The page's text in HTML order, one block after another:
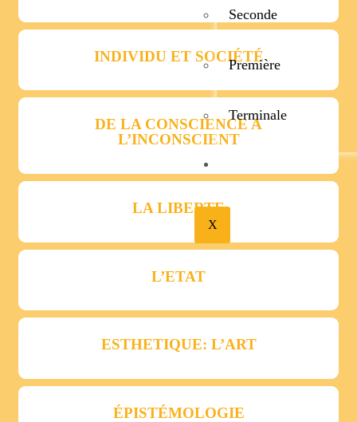
Seconde
Première
Terminale
X
INDIVIDU ET SOCIÉTÉ
DE LA CONSCIENCE A
L’INCONSCIENT
LA LIBERTE
L’ETAT
ESTHETIQUE: L’ART
ÉPISTÉMOLOGIE